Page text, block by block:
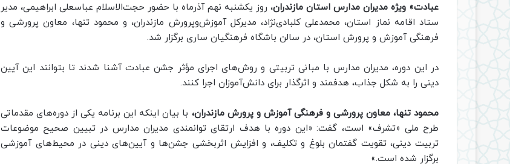
عبادت» ویژه مدیران مدارس استان مازندران، روز یکشنبه نهم آذرماه با حضور حجت‌الاسلام عباسعلی ابراهیمی، مدیر
ستاد اقامه نماز استان، محمدعلی کلبادی‌نژاد، مدیرکل آموزش‌وپرورش مازندران، و محمود تنها، معاون پرورشی و
فرهنگی آموزش و پرورش استان، در سالن باشگاه فرهنگیان ساری برگزار شد.
در این دوره، مدیران مدارس با مبانی تربیتی و روش‌های اجرای مؤثر جشن عبادت آشنا شدند تا بتوانند این آیین
دینی را به شکل جذاب، هدفمند و اثرگذار برای دانش‌آموزان اجرا کنند.
محمود تنها، معاون پرورشی و فرهنگی آموزش و پرورش مازندران، با بیان اینکه این برنامه یکی از دوره‌های مقدماتی
طرح ملی «تشرف» است، گفت: «این دوره با هدف ارتقای توانمندی مدیران مدارس در تبیین صحیح موضوعات
تربیت دینی، تقویت گفتمان بلوغ و تکلیف، و افزایش اثربخشی جشن‌ها و آیین‌های دینی در محیط‌های آموزشی
برگزار شده است.»